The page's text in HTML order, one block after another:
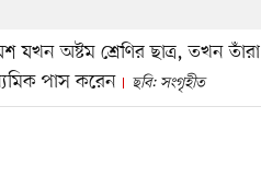
যখন অষ্টম শ্রেণির ছাত্র, তখন তাঁরা
পাস করেন
ছবি: সংগৃহীত